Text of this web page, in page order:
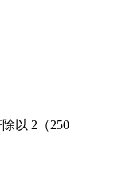
以 2（250